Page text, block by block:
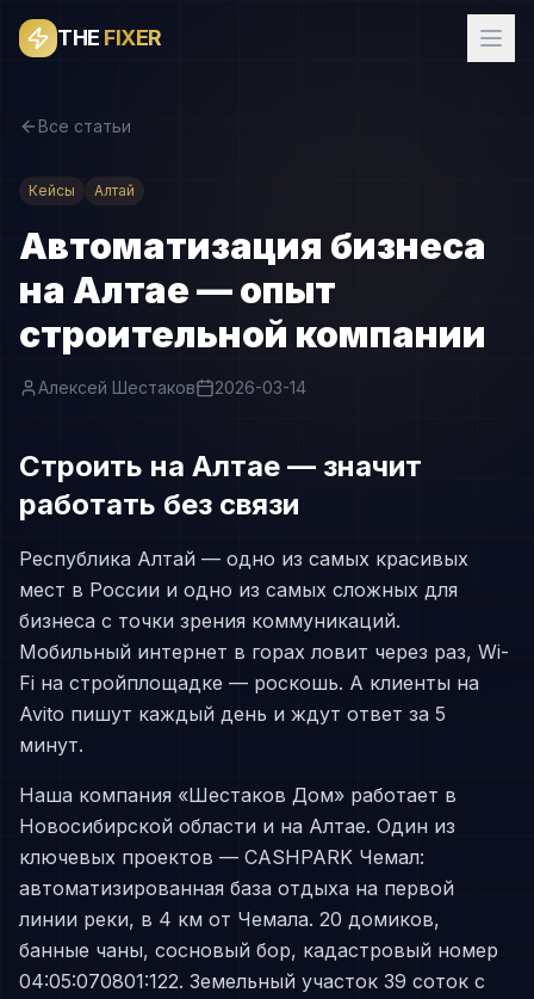
THE FIXER
Все статьи
Кейсы Алтай
Автоматизация бизнеса
на Алтае — опыт
строительной компании
Алексей Шестаков 2026-03-14
Строить на Алтае — значит
работать без связи
Республика Алтай — одно из самых красивых
мест в России и одно из самых сложных для
бизнеса с точки зрения коммуникаций.
Мобильный интернет в горах ловит через раз, Wi-
Fi на стройплощадке — роскошь. А клиенты на
Avito пишут каждый день и ждут ответ за 5
минут.
Наша компания «Шестаков Дом» работает в
Новосибирской области и на Алтае. Один из
ключевых проектов — CASHPARK Чемал:
автоматизированная база отдыха на первой
линии реки, в 4 км от Чемала. 20 домиков,
банные чаны, сосновый бор, кадастровый номер
04:05:070801:122. Земельный участок 39 соток с